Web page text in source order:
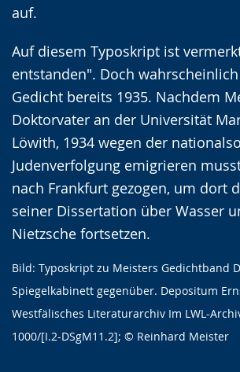
auf.
Auf diesem Typoskript ist
entstanden". Doch
Gedicht bereits 1935. Nachdem
Doktorvater an der Universität
Löwith, 1934 wegen der
Judenverfolgung emigrieren
nach Frankfurt gezogen, um dort
seiner Dissertation über Wasser
Nietzsche fortsetzen.
Bild: Typoskript zu Meisters Gedichtband
Spiegelkabinett gegenüber. Depositum
Westfälisches Literaturarchiv Im LWL-
1000/[I.2-DSgM11.2]; © Reinhard Meister